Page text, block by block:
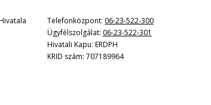
Telefonközpont: 06-23-522-300
Ügyfélszolgálat: 06-23-522-301
Hivatali Kapu: ERDPH
KRID szám: 707189964